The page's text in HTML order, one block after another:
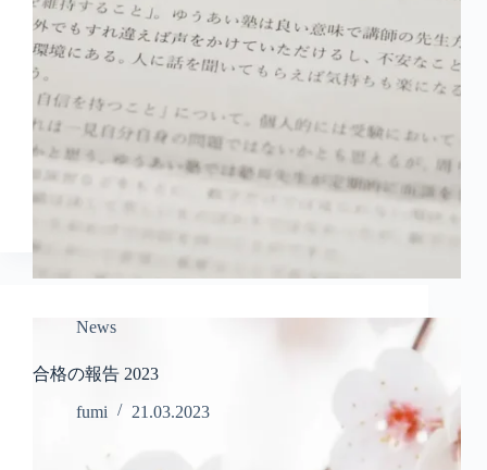
News
合格の報告 2023
fumi 21.03.2023